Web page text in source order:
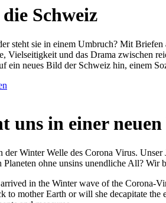
Schweiz
steht sie in einem Umbruch? Mit
Vielseitigkeit und das Drama zwischen
ein neues Bild der Schweiz hin, einem
uns in einer
der Winter Welle des Corona Virus.
Planeten ohne unsins unendliche All? Wir
in the Winter wave of the Corona-
mother Earth or will she decapitate the